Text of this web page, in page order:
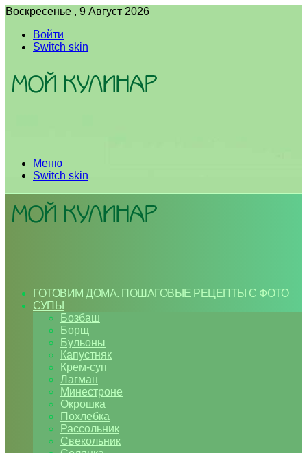
Воскресенье , 9 Август 2026
Войти
Switch skin
Меню
Switch skin
ГОТОВИМ ДОМА. ПОШАГОВЫЕ РЕЦЕПТЫ С ФОТО
СУПЫ
Бозбаш
Борщ
Бульоны
Капустняк
Крем-суп
Лагман
Минестроне
Окрошка
Похлебка
Рассольник
Свекольник